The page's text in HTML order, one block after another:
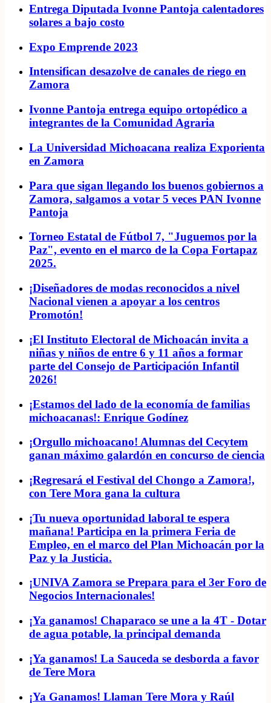
Entrega Diputada Ivonne Pantoja calentadores
solares a bajo costo
Expo Emprende 2023
Intensifican desazolve de canales de riego en
Zamora
Ivonne Pantoja entrega equipo ortopédico a
integrantes de la Comunidad Agraria
La Universidad Michoacana realiza Exporienta
en Zamora
Para que sigan llegando los buenos gobiernos a
Zamora, salgamos a votar 5 veces PAN Ivonne
Pantoja
Torneo Estatal de Fútbol 7, "Juguemos por la
Paz", evento en el marco de la Copa Fortapaz
2025.
¡Diseñadores de modas reconocidos a nivel
Nacional vienen a apoyar a los centros
Promotón!
¡El Instituto Electoral de Michoacán invita a
niñas y niños de entre 6 y 11 años a formar
parte del Consejo de Participación Infantil
2026!
¡Estamos del lado de la economía de familias
michoacanas!: Enrique Godínez
¡Orgullo michoacano! Alumnas del Cecytem
ganan máximo galardón en concurso de ciencia
¡Regresará el Festival del Chongo a Zamora!,
con Tere Mora gana la cultura
¡Tu nueva oportunidad laboral te espera
mañana! Participa en la primera Feria de
Empleo, en el marco del Plan Michoacán por la
Paz y la Justicia.
¡UNIVA Zamora se Prepara para el 3er Foro de
Negocios Internacionales!
¡Ya ganamos! Chaparaco se une a la 4T - Dotar
de agua potable, la principal demanda
¡Ya ganamos! La Sauceda se desborda a favor
de Tere Mora
¡Ya Ganamos! Llaman Tere Mora y Raúl